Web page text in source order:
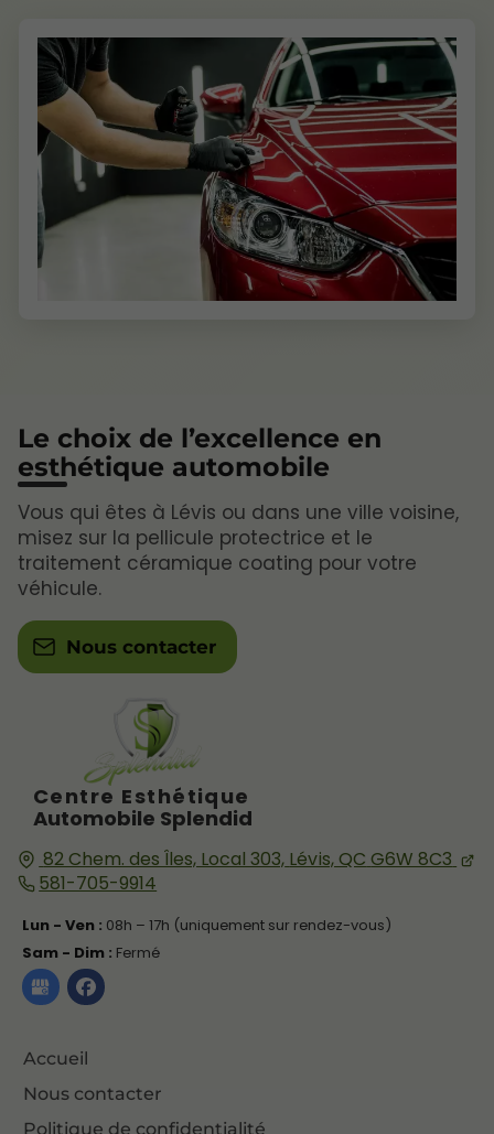
Centre Esthétique
Automobile Splendid
82 Chem. des Îles, Local 303, Lévis, QC G6W 8C3
581-705-9914
Lun - Ven : 08h – 17h (uniquement sur rendez-vous)
Sam - Dim : Fermé
Accueil
Nous contacter
Politique de confidentialité
Le choix de l’excellence en
esthétique automobile
Vous qui êtes à Lévis ou dans une ville voisine,
misez sur la pellicule protectrice et le
traitement céramique coating pour votre
véhicule.
Nous contacter